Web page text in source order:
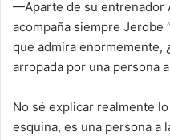
—Aparte de su entrenador
acompaña siempre Jerobe
que admira enormemente,
arropada por una persona
No sé explicar realmente
esquina, es una persona a